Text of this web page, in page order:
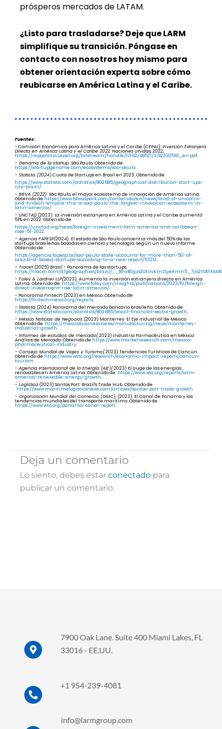
prósperos mercados de LATAM.
¿Listo para trasladarse? Deje que LARM
simplifique su transición. Póngase en
contacto con nosotros hoy mismo para
obtener orientación experta sobre cómo
reubicarse en América Latina y el Caribe.
Fuentes:
- Comisión Económica para América Latina y el Caribe (CEPAL).Inversión Extranjera
Directa en América Latina y el Caribe 2022. Naciones Unidas, 2022,
https://repositorio.cepal.org/bitstream/handle/11362/48521/3/S2200561_en.pdf.
- Genoma de la startup. São Paulo. Obtenido de
https://startupgenome.com/ecosystems/sao-paulo.
- Statista (2024).Cuota de Startups en Brasil en 2023. Obtenido de
https://www.statista.com/statistics/802685/geographical-distribution-start-ups-
city-brazil/.
- BBVA (2022). São Paulo, el mayor ecosistema de innovación de América Latina.
Obtenido de https://www.bbvaspark.com/contenido/en/news/land-of-unicorns-
and-fintech-empire-this-is-sao-paulo-the-largest-innovation-ecosystem-in-
latin-america/.
- UNCTAD (2023). La inversión extranjera en América Latina y el Caribe aumentó
51% en 2022. Obtenido de
https://unctad.org/news/foreign-investment-latin-america-and-caribbean-
rose-51-2022.
- Agencia FAPESP(2024). El estado de São Paulo concentra más del 50% de las
startups brasileñas basadas en ciencia y tecnología, según un nuevo informe.
Obtenido de
https://agencia.fapesp.br/sao-paulo-state-accounts-for-more-than-50-of-
brazils-st-based-startups-according-to-a-new-report/53212.
- Tracxn (2025) Brasil - Panorama de las startups.
https://tracxn.com/d/geographies/brazil/
- Foley & Lardner LLP(2023). Aumenta la inversión extranjera directa en América
Latina. Obtenido de https://www.foley.com/insights/publications/2023/10/foreign-
direct-investment-rise-latin-america/.
- Panorama Fintech (2023) en México. Obtenido de
https://fintechmexico.org/reports.
- Statista (2024) Panorama del mercado bancario brasileño. Obtenido de
https://www.statista.com/statistics/802685/brazil-financial-sector-growth.
- México Noticias de Negocios (2023) Monterrey: El Eje Industrial de México.
Obtenido de https://mexicobusiness.news/manufacturing/news/monterrey-
industrial-growth.
- Informes de estudios de mercado(2023) Industria Farmacéutica en México:
Análisis de Mercado. Obtenido de https://www.marketresearch.com/mexico-
pharmaceutical-industry.
- Consejo Mundial de Viajes y Turismo(2023) Tendencias Turísticas de Cancún.
Obtenido de https://www.wttc.org/research/economic-impact-reports/cancun-
tourism.
- Agencia Internacional de la Energía (AIE)(2023) El auge de las energías
renovables en América Latina. Obtenido de https://www.iea.org/reports/latin-
america-renewable-energy-growth.
- Logística (2023) Santos Port: Brazil's Trade Hub. Obtenido de
https://www.maritimelogisticsnews.com/articles/santos-port-trade-growth.
- Organización Mundial del Comercio (OMC), (2023). El Canal de Panamá y las
tendencias mundiales del transporte marítimo. Obtenido de
https://www.wto.org/panama-canal-report.
Deja un comentario
Lo siento, debes estar conectado para
publicar un comentario.
7900 Oak Lane. Suite 400 Miami Lakes, FL
33016 - EE.UU.
+1 954-239-4081
info@larmgroup.com